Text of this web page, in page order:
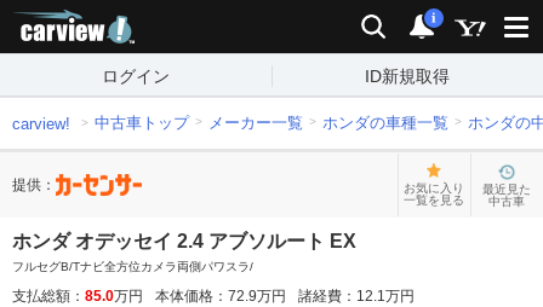
検索 通知
i
ログイン ID新規取得
carview! 中古車トップ メーカー一覧 ホンダの車種一覧 ホンダの
提供：
お気に入り
一覧を見る
最近見た
中古車
ホンダ オデッセイ 2.4 アブソルート EX
フルセグB/Tナビ全方位カメラ両側パワスラ/
支払総額： 85.0万円 本体価格： 72.9万円 諸経費： 12.1万円